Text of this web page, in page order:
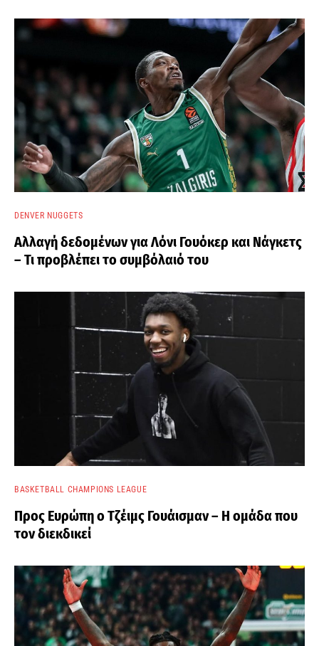
DENVER NUGGETS
Αλλαγή δεδομένων για Λόνι Γουόκερ και Νάγκετς
– Τι προβλέπει το συμβόλαιό του
BASKETBALL CHAMPIONS LEAGUE
Προς Ευρώπη ο Τζέιμς Γουάισμαν – Η ομάδα που
τον διεκδικεί